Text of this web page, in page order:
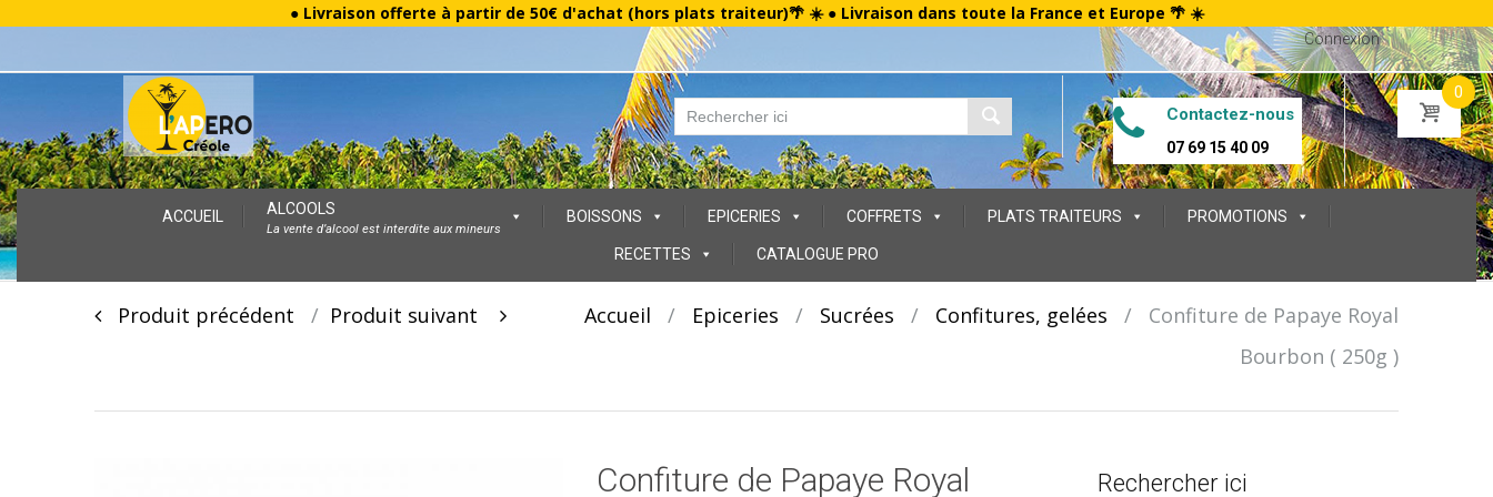
● Livraison offerte à partir de 50€ d'achat (hors plats traiteur)🌴 ☀️ ● Livraison dans toute la France et Europe 🌴 ☀️
Connexion
Contactez-nous
07 69 15 40 09
0
Skip
to
content
ACCUEIL ALCOOLS
La vente d’alcool est interdite aux mineurs
BOISSONS EPICERIES COFFRETS PLATS TRAITEURS PROMOTIONS
RECETTES CATALOGUE PRO
Post
Produit précédent Produit suivant Accueil / Epiceries / Sucrées / Confitures, gelées /
Confiture de Papaye Royal
Bourbon ( 250g )
Confiture de Papaye Royal
Rechercher ici